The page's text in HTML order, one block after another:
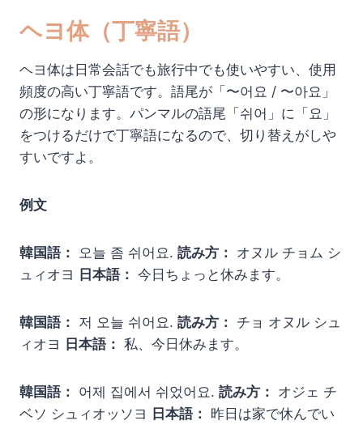
ヘヨ体（丁寧語）
ヘヨ体は日常会話でも旅行中でも使いやすい、使用
頻度の高い丁寧語です。語尾が「〜어요 / 〜아요」
の形になります。パンマルの語尾「쉬어」に「요」
をつけるだけで丁寧語になるので、切り替えがしや
すいですよ。
例文
韓国語： 오늘 좀 쉬어요. 読み方： オヌル チョム シ
ュィオヨ 日本語： 今日ちょっと休みます。
韓国語： 저 오늘 쉬어요. 読み方： チョ オヌル シュ
ィオヨ 日本語： 私、今日休みます。
韓国語： 어제 집에서 쉬었어요. 読み方： オジェ チ
ベソ シュィオッソヨ 日本語： 昨日は家で休んでい